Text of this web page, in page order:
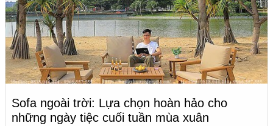
Sofa ngoài trời: Lựa chọn hoàn hảo cho
những ngày tiệc cuối tuần mùa xuân